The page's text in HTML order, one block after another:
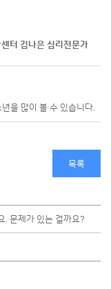
터 김나은 심리전문가
을 많이 볼 수 있습니다.
목록
. 문제가 있는 걸까요?